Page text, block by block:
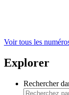
Voir tous les
Explorer
Rechercher